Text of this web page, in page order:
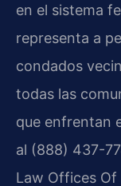
en el sistema
representa a
condados
todas las
que enfrentan
al (888) 437-
Law Offices Of